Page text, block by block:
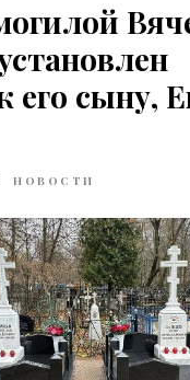
его сыну,
НОВОСТИ